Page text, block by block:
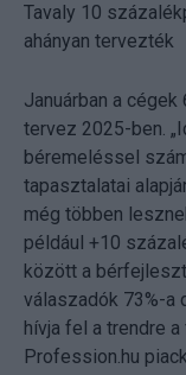
Tavaly 10
ahányan tervezték
Januárban a
tervez 2025-ben.
béremeléssel
tapasztalatai
még többen
például +10
között a
válaszadók 73%-a
hívja fel a trendre
Profession.hu